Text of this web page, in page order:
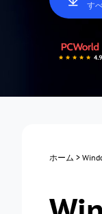
す
ホーム >